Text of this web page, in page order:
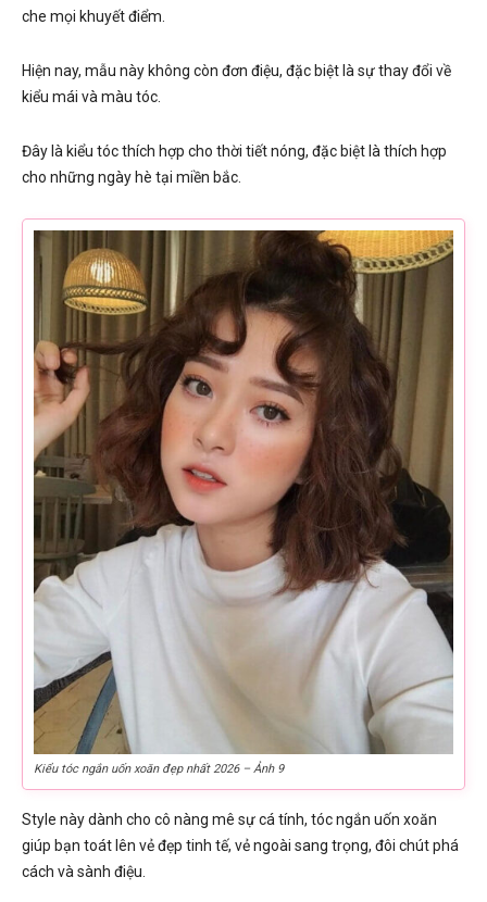
che mọi khuyết điểm.
Hiện nay, mẫu này không còn đơn điệu, đặc biệt là sự thay đổi về
kiểu mái và màu tóc.
Đây là kiểu tóc thích hợp cho thời tiết nóng, đặc biệt là thích hợp
cho những ngày hè tại miền bắc.
Kiểu tóc ngắn uốn xoăn đẹp nhất 2026 – Ảnh 9
Style này dành cho cô nàng mê sự cá tính, tóc ngắn uốn xoăn
giúp bạn toát lên vẻ đẹp tinh tế, vẻ ngoài sang trọng, đôi chút phá
cách và sành điệu.